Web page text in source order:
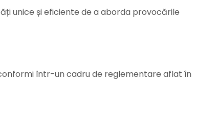
unice și eficiente de a aborda provocările
într-un cadru de reglementare aflat în